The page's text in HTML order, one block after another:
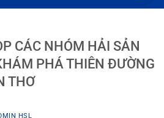
CÁC NHÓM HẢI SẢN
PHÁ THIÊN ĐƯỜNG
THƠ
HSL